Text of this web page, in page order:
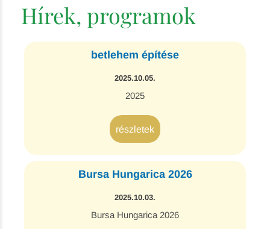
Hírek, programok
betlehem építése
2025.10.05.
2025
részletek
Bursa Hungarica 2026
2025.10.03.
Bursa Hungarica 2026